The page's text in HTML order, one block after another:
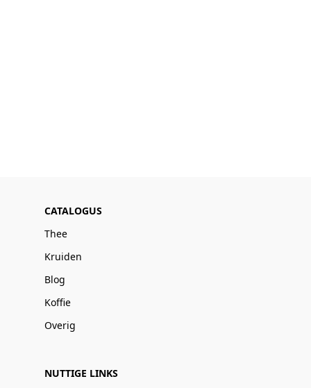
CATALOGUS
Thee
Kruiden
Blog
Koffie
Overig
NUTTIGE LINKS